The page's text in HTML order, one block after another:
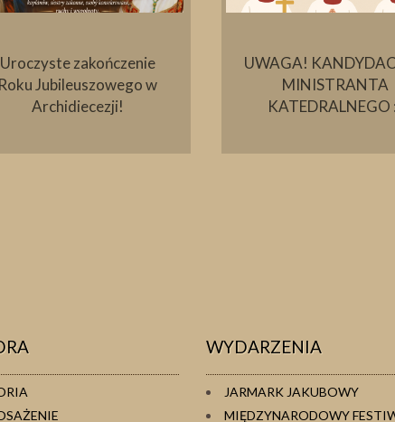
Uroczyste zakończenie
Roku Jubileuszowego w
Archidiecezji!
UWAGA!
MINISTRANTA
KATEDRALNEGO
WYDARZENIA
JARMARK JAKUBOWY
MIĘDZYNARODOWY